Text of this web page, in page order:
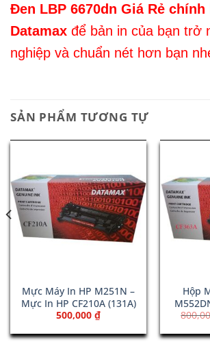
Đen LBP 6670dn Giá Rẻ chính
Datamax để bản in của bạn trở
nghiệp và chuẩn nét hơn bạn
SẢN PHẨM TƯƠNG TỰ
Mực Máy In HP M251N –
Mực In HP CF210A (131A)
500,000 ₫
Hộp